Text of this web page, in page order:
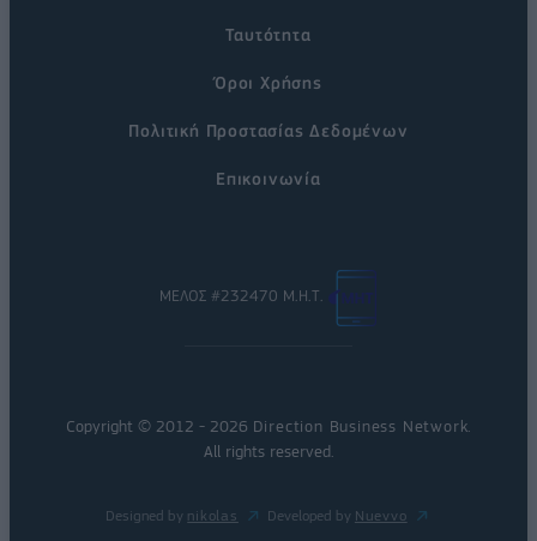
Ταυτότητα
Όροι Χρήσης
Πολιτική Προστασίας Δεδομένων
Επικοινωνία
ΜΕΛΟΣ #232470 Μ.Η.Τ.
Copyright © 2012 - 2026 Direction Business Network
All rights reserved.
Designed by nikolas Developed by Nuevvo